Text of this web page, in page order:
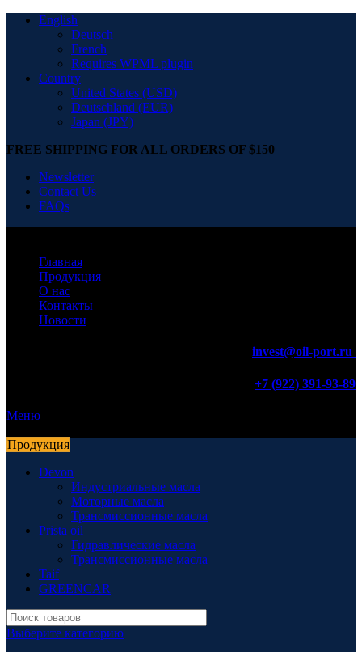
English
Deutsch
French
Requires WPML plugin
Country
United States (USD)
Deutschland (EUR)
Japan (JPY)
FREE SHIPPING FOR ALL ORDERS OF $150
Newsletter
Contact Us
FAQs
Главная
Продукция
О нас
Контакты
Новости
invest@oil-port.ru
+7 (922) 391-93-89
Меню
Продукция
Devon
Индустриальные масла
Моторные масла
Трансмиссионные масла
Prista oil
Гидравлические масла
Трансмиссионные масла
Taif
GREENCAR
Выберите категорию